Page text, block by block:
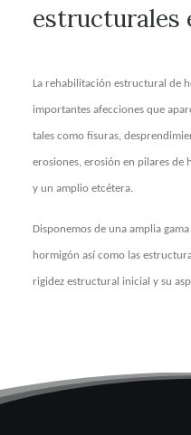
estructurales
La rehabilitación estructural de
importantes afecciones que
tales como fisuras,
erosiones, erosión en pilares
y un amplio etcétera.
Disponemos de una amplia
hormigón así como las
rigidez estructural inicial y su